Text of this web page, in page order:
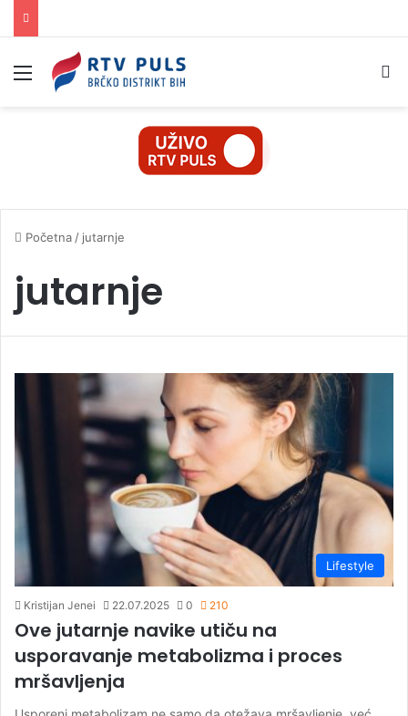
Izbornik
Početna / jutarnje
jutarnje
Lifestyle
Kristijan Jenei 22.07.2025 0 210
Ove jutarnje navike utiču na
usporavanje metabolizma i proces
mršavljenja